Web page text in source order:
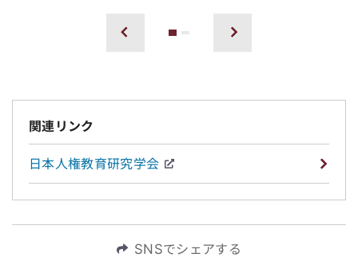
関連リンク
日本人権教育研究学会
SNSでシェアする